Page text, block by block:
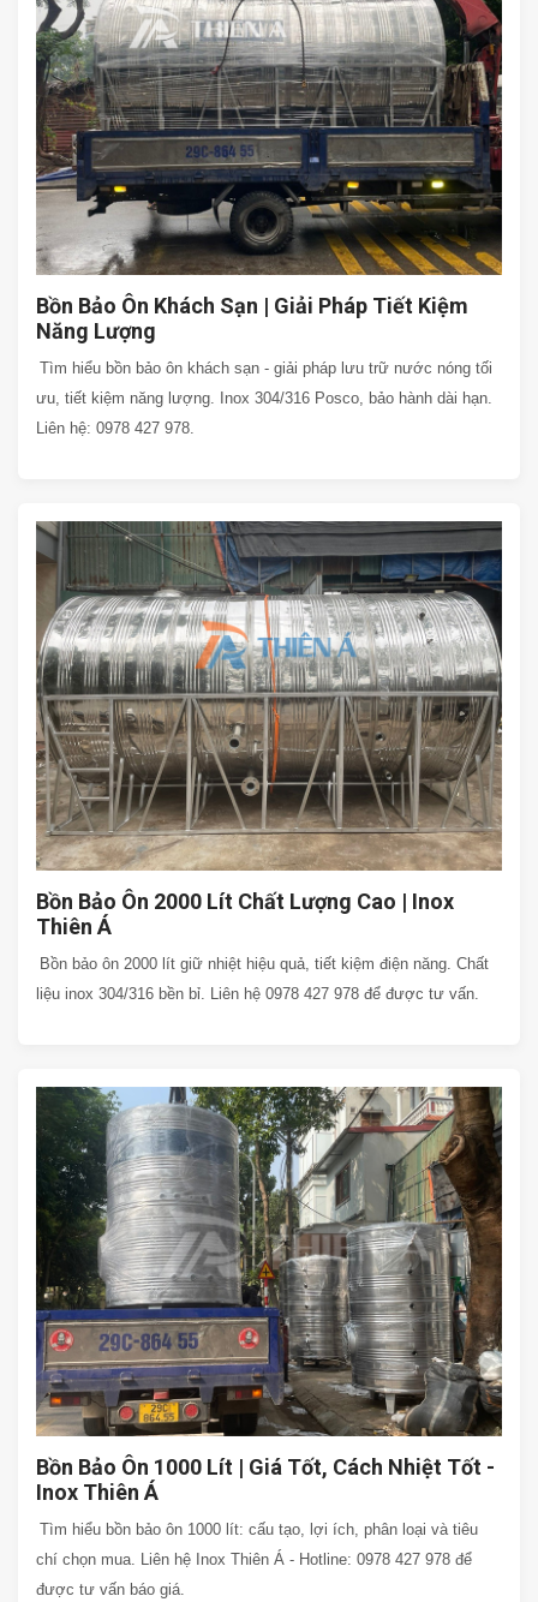
Bồn Bảo Ôn Khách Sạn | Giải Pháp Tiết Kiệm
Năng Lượng
Tìm hiểu bồn bảo ôn khách sạn - giải pháp lưu trữ nước nóng tối
ưu, tiết kiệm năng lượng. Inox 304/316 Posco, bảo hành dài hạn.
Liên hệ: 0978 427 978.
Bồn Bảo Ôn 2000 Lít Chất Lượng Cao | Inox
Thiên Á
Bồn bảo ôn 2000 lít giữ nhiệt hiệu quả, tiết kiệm điện năng. Chất
liệu inox 304/316 bền bỉ. Liên hệ 0978 427 978 để được tư vấn.
Bồn Bảo Ôn 1000 Lít | Giá Tốt, Cách Nhiệt Tốt -
Inox Thiên Á
Tìm hiểu bồn bảo ôn 1000 lít: cấu tạo, lợi ích, phân loại và tiêu
chí chọn mua. Liên hệ Inox Thiên Á - Hotline: 0978 427 978 để
được tư vấn báo giá.